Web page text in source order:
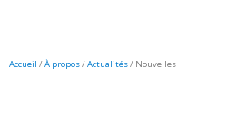
Accueil /À propos/Actualités/ Nouvelles